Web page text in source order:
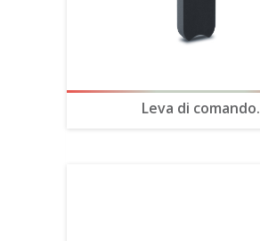
Leva di comando.